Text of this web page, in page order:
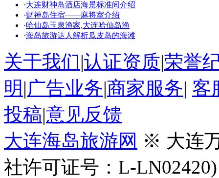
·大连财神岛酒店海景标准间介绍
·财神岛住宿——麻将室介绍
·哈仙岛玉泉渔家,大连哈仙岛渔
·海岛旅游达人解析瓜皮岛的海滩
关于我们|认证资质|荣誉
明 |广告业务|商家服务| 客
投稿|意见反馈
大连海岛旅游网 ※ 大连
社许可证号：L-LN02420)